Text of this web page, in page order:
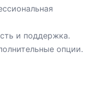
и поддержка.
опции.